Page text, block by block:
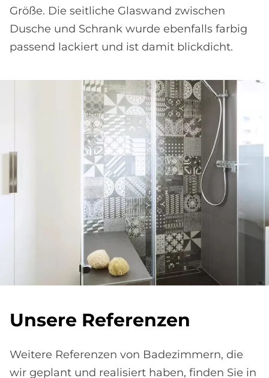
Größe. Die seitliche Glaswand zwischen
Dusche und Schrank wurde ebenfalls farbig
passend lackiert und ist damit blickdicht.
Un­se­re Re­fe­ren­zen
Weitere Referenzen von Badezimmern, die
wir geplant und realisiert haben, finden Sie in